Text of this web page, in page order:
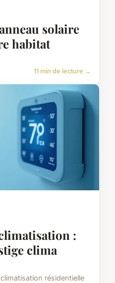
solaire
habitat
11 min de lecture →
:
clima
résidentielle